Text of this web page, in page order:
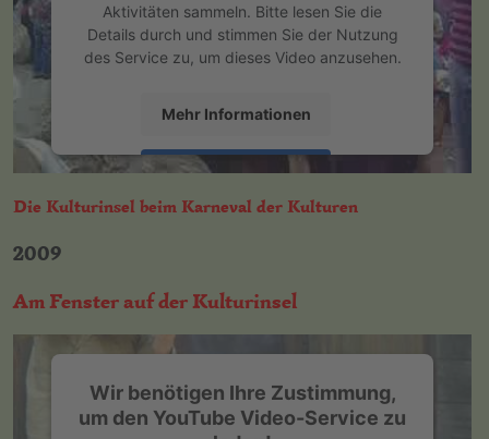
Aktivitäten sammeln. Bitte lesen Sie die
Details durch und stimmen Sie der Nutzung
des Service zu, um dieses Video anzusehen.
Mehr Informationen
Akzeptieren
powered byUsercentrics Consent
Die Kulturinsel beim Karneval der Kulturen
2009
Am Fenster auf der Kulturinsel
Wir benötigen Ihre Zustimmung,
um den YouTube Video-Service zu